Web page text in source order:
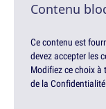
Contenu
Ce contenu est
devez accepter les
Modifiez ce choix à
de la